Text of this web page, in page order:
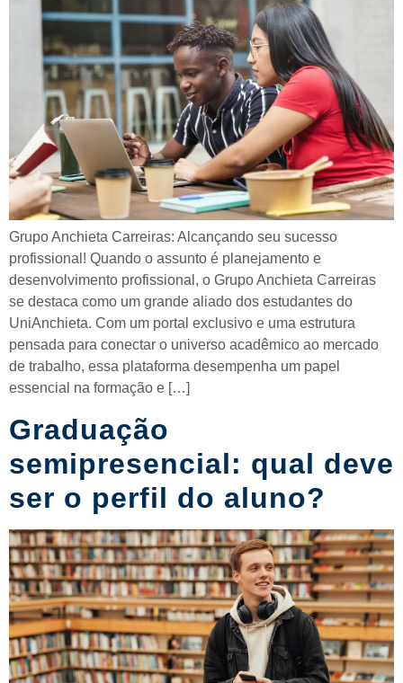
Grupo Anchieta Carreiras: Alcançando seu sucesso
profissional! Quando o assunto é planejamento e
desenvolvimento profissional, o Grupo Anchieta Carreiras
se destaca como um grande aliado dos estudantes do
UniAnchieta. Com um portal exclusivo e uma estrutura
pensada para conectar o universo acadêmico ao mercado
de trabalho, essa plataforma desempenha um papel
essencial na formação e […]
Graduação
semipresencial: qual deve
ser o perfil do aluno?